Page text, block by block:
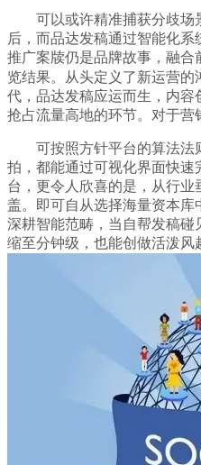
可以或许精准捕获分歧场
后，而品达发稿通过智能化
推广案牍仍是品牌故事，融合
览结果。从头定义了新运营的
代，品达发稿应运而生，内
抢占流量高地的环节。对于营
可按照方针平台的算法法
拍，都能通过可视化界面快
台，更令人欣喜的是，从行
盖。即可自从选择海量资本
深耕智能范畴，当自帮发稿
缩至分钟级，也能创做活泼风